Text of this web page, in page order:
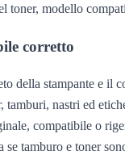
toner, modello
corretto
della stampante e il
tamburi, nastri ed
compatibile o
se tamburo e toner